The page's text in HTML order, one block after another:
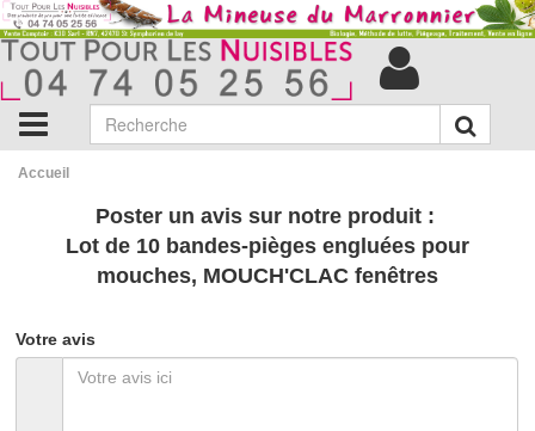
Accueil
Poster un avis sur notre produit :
Lot de 10 bandes-pièges engluées pour
mouches, MOUCH'CLAC fenêtres
Votre avis